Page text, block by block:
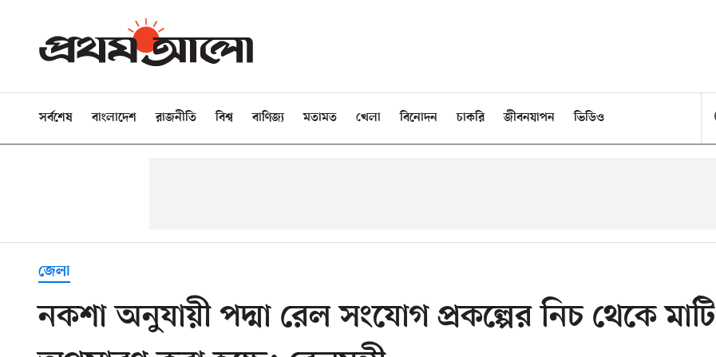
সর্বশেষ বাংলাদেশ রাজনীতি বিশ্ব বাণিজ্য মতামত খেলা বিনোদন চাকরি জীবনযাপন ভিডিও
জেলা
নকশা অনুযায়ী পদ্মা রেল সংযোগ প্রকল্পের নিচ থেকে মাটি